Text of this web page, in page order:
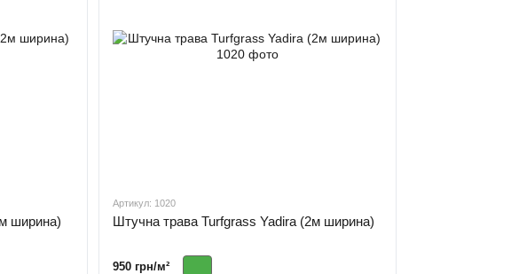
ширина)
Артикул: 1020
Штучна трава Turfgrass Yadira (2м ширина)
950 грн/м²